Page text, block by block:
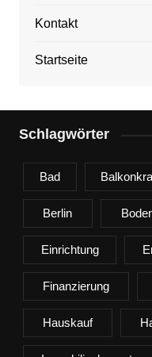
Kontakt
Startseite
Schlagwörter
Bad
Berlin
Einrichtung
Finanzierung
Hauskauf